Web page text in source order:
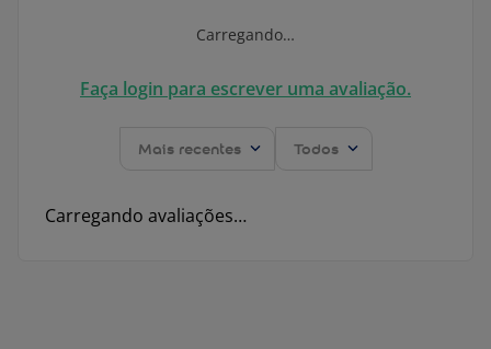
Carregando…
Faça login para escrever uma avaliação.
Mais recentes Todos
Carregando avaliações…